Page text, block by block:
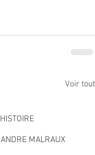
MALRAUX
Voir tout